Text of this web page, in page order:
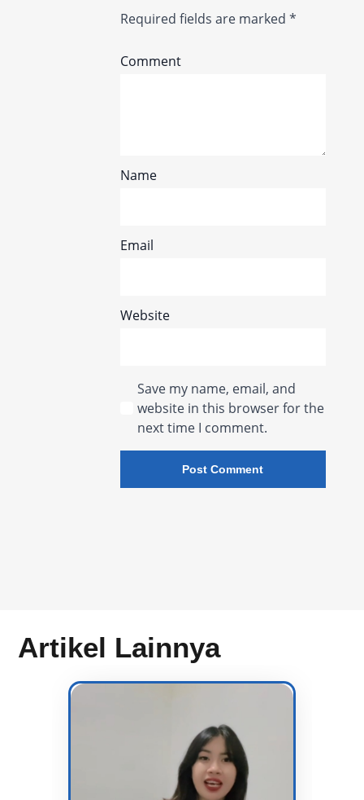
Required fields are marked*
Comment
Name
Email
Website
Save my name, email, and
website in this browser for the
next time I comment.
Artikel Lainnya